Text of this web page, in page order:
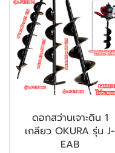
ดอกสว่านเจาะดิน 1
เกลียว OKURA รุ่น J-
EAB